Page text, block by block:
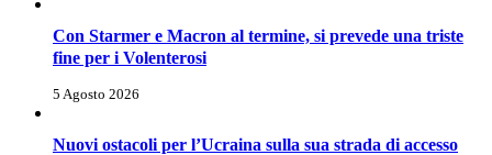
Con Starmer e Macron al termine, si prevede una triste
fine per i Volenterosi
5 Agosto 2026
Nuovi ostacoli per l’Ucraina sulla sua strada di accesso